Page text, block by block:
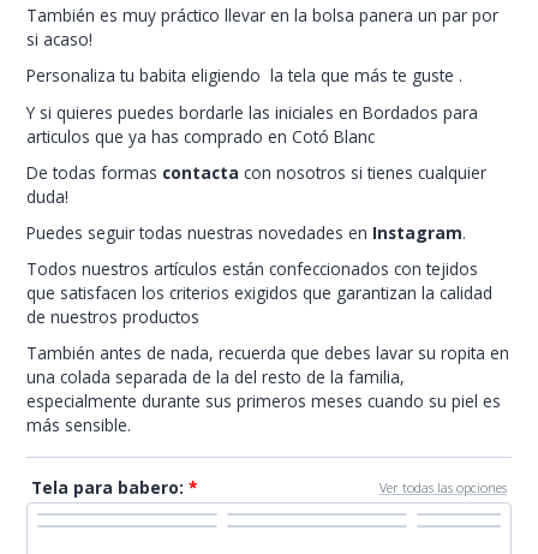
También es muy práctico llevar en la bolsa panera un par por
si acaso!
Personaliza tu babita eligiendo la tela que más te guste .
Y si quieres puedes bordarle las iniciales en Bordados para
articulos que ya has comprado en Cotó Blanc
De todas formas contacta con nosotros si tienes cualquier
duda!
Puedes seguir todas nuestras novedades en Instagram.
Todos nuestros artículos están confeccionados con tejidos
que satisfacen los criterios exigidos que garantizan la calidad
de nuestros productos
También antes de nada, recuerda que debes lavar su ropita en
una colada separada de la del resto de la familia,
especialmente durante sus primeros meses cuando su piel es
más sensible.
Tela para babero: * Ver todas las opciones